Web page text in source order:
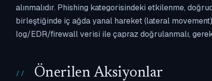
alınmalıdır. Phishing kategorisindeki etkilenme,
birleştiğinde iç ağda yanal hareket (lateral
log/EDR/firewall verisi ile çapraz doğrulanmalı,
Önerilen Aksiyonlar